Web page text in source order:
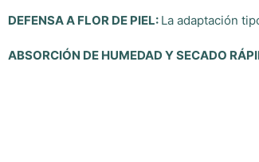
DEFENSA A FLOR DE PIEL: La adaptación
ABSORCIÓN DE HUMEDAD Y SECADO